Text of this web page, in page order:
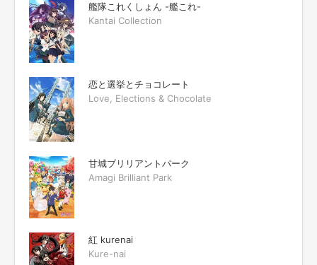
艦隊これくしょん -艦これ-
Kantai Collection
恋と選挙とチョコレート
Love, Elections & Chocolate
甘城ブリリアントパーク
Amagi Brilliant Park
紅 kurenai
Kure-nai